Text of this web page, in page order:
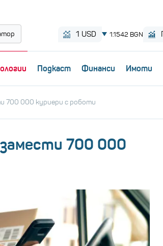
Пoдкаст Финанси Имоти
700 000 куриери с роботи
замести 700 000